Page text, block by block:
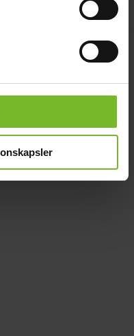
med MC4-kontakter